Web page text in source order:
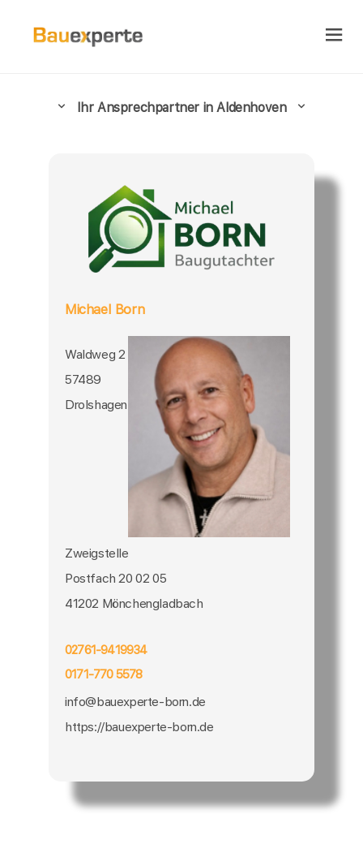
Ihr Ansprechpartner in Aldenhoven
Michael Born
Waldweg 2
57489
Drolshagen
Zweigstelle
Postfach 20 02 05
41202 Mönchengladbach
02761-9419934
0171-770 5578
info@bauexperte-born.de
https://bauexperte-born.de